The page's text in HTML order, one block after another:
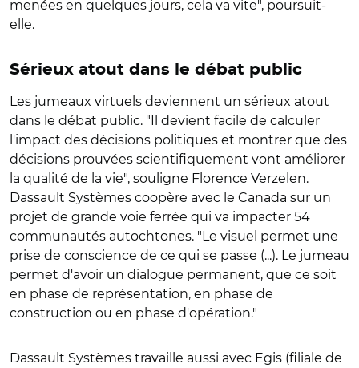
menées en quelques jours, cela va vite", poursuit-
elle.
Sérieux atout dans le débat public
Les jumeaux virtuels deviennent un sérieux atout
dans le débat public. "Il devient facile de calculer
l'impact des décisions politiques et montrer que des
décisions prouvées scientifiquement vont améliorer
la qualité de la vie", souligne Florence Verzelen.
Dassault Systèmes coopère avec le Canada sur un
projet de grande voie ferrée qui va impacter 54
communautés autochtones. "Le visuel permet une
prise de conscience de ce qui se passe (...). Le jumeau
permet d'avoir un dialogue permanent, que ce soit
en phase de représentation, en phase de
construction ou en phase d'opération."
Dassault Systèmes travaille aussi avec Egis (filiale de